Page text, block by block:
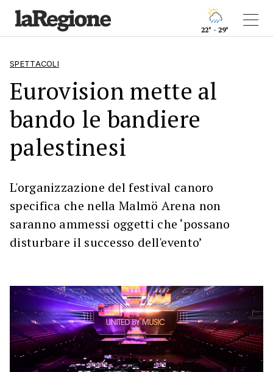
22° - 29°
SPETTACOLI
Eurovision mette al
bando le bandiere
palestinesi
L'organizzazione del festival canoro
specifica che nella Malmö Arena non
saranno ammessi oggetti che ‘possano
disturbare il successo dell'evento’